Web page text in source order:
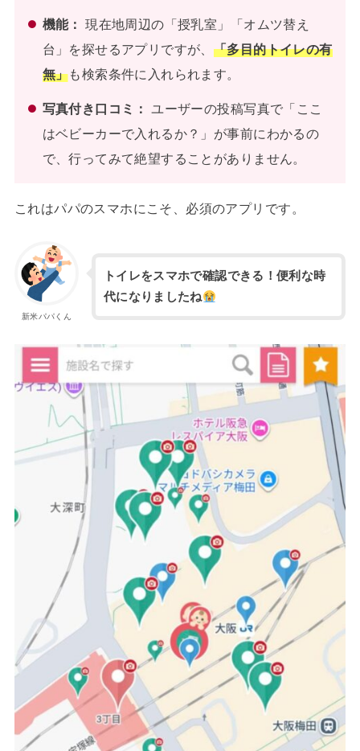
機能：
現在地周辺の「授乳室」「オムツ替え
台」を探せるアプリですが、 「多目的トイレの有
無」も検索条件に入れられます。
写真付き口コミ：
ユーザーの投稿写真で「ここ
はベビーカーで入れるか？」が事前にわかるの
で、行ってみて絶望することがありません。
これはパパのスマホにこそ、必須のアプリです。
新米パパくん
トイレをスマホで確認できる！便利な時
代になりましたね